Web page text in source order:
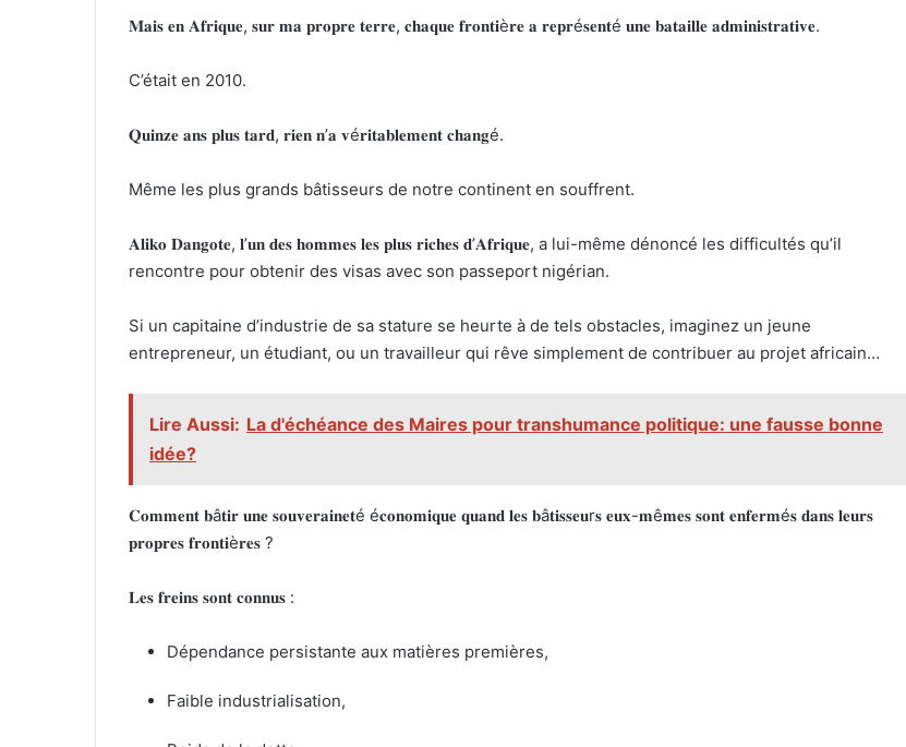
𝐌𝐚𝐢𝐬 𝐞𝐧 𝐀𝐟𝐫𝐢𝐪𝐮𝐞, 𝐬𝐮𝐫 𝐦𝐚 𝐩𝐫𝐨𝐩𝐫𝐞 𝐭𝐞𝐫𝐫𝐞, 𝐜𝐡𝐚𝐪𝐮𝐞 𝐟𝐫𝐨𝐧𝐭𝐢è𝐫𝐞 𝐚 𝐫𝐞𝐩𝐫é𝐬𝐞𝐧𝐭é 𝐮𝐧𝐞 𝐛𝐚𝐭𝐚𝐢𝐥𝐥𝐞 𝐚𝐝𝐦𝐢𝐧𝐢𝐬𝐭𝐫𝐚𝐭𝐢𝐯𝐞.
C’était en 2010.
𝐐𝐮𝐢𝐧𝐳𝐞 𝐚𝐧𝐬 𝐩𝐥𝐮𝐬 𝐭𝐚𝐫𝐝, 𝐫𝐢𝐞𝐧 𝐧’𝐚 𝐯é𝐫𝐢𝐭𝐚𝐛𝐥𝐞𝐦𝐞𝐧𝐭 𝐜𝐡𝐚𝐧𝐠é.
Même les plus grands bâtisseurs de notre continent en souffrent.
𝐀𝐥𝐢𝐤𝐨 𝐃𝐚𝐧𝐠𝐨𝐭𝐞, 𝐥’𝐮𝐧 𝐝𝐞𝐬 𝐡𝐨𝐦𝐦𝐞𝐬 𝐥𝐞𝐬 𝐩𝐥𝐮𝐬 𝐫𝐢𝐜𝐡𝐞𝐬 𝐝’𝐀𝐟𝐫𝐢𝐪𝐮𝐞, a lui-même dénoncé les difficultés qu’il
rencontre pour obtenir des visas avec son passeport nigérian.
Si un capitaine d’industrie de sa stature se heurte à de tels obstacles, imaginez un jeune
entrepreneur, un étudiant, ou un travailleur qui rêve simplement de contribuer au projet africain…
Lire Aussi: La d'échéance des Maires pour transhumance politique: une fausse bonne
idée?
𝐂𝐨𝐦𝐦𝐞𝐧𝐭 𝐛â𝐭𝐢𝐫 𝐮𝐧𝐞 𝐬𝐨𝐮𝐯𝐞𝐫𝐚𝐢𝐧𝐞𝐭é é𝐜𝐨𝐧𝐨𝐦𝐢𝐪𝐮𝐞 𝐪𝐮𝐚𝐧𝐝 𝐥𝐞𝐬 𝐛â𝐭𝐢𝐬𝐬𝐞𝐮r𝐬 𝐞𝐮𝐱-𝐦ê𝐦𝐞𝐬 𝐬𝐨𝐧𝐭 𝐞𝐧𝐟𝐞𝐫𝐦é𝐬 𝐝𝐚𝐧𝐬 𝐥𝐞𝐮𝐫𝐬
𝐩𝐫𝐨𝐩𝐫𝐞𝐬 𝐟𝐫𝐨𝐧𝐭𝐢è𝐫𝐞𝐬 ?
𝐋𝐞𝐬 𝐟𝐫𝐞𝐢𝐧𝐬 𝐬𝐨𝐧𝐭 𝐜𝐨𝐧𝐧𝐮𝐬 :
Dépendance persistante aux matières premières,
Faible industrialisation,